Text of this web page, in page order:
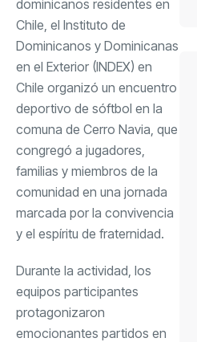
dominicanos residentes en
Chile, el Instituto de
Dominicanos y Dominicanas
en el Exterior (INDEX) en
Chile organizó un encuentro
deportivo de sóftbol en la
comuna de Cerro Navia, que
congregó a jugadores,
familias y miembros de la
comunidad en una jornada
marcada por la convivencia
y el espíritu de fraternidad.
Durante la actividad, los
equipos participantes
protagonizaron
emocionantes partidos en